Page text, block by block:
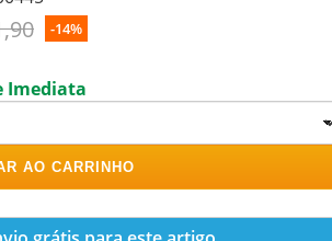
-14%
Imediata
AO CARRINHO